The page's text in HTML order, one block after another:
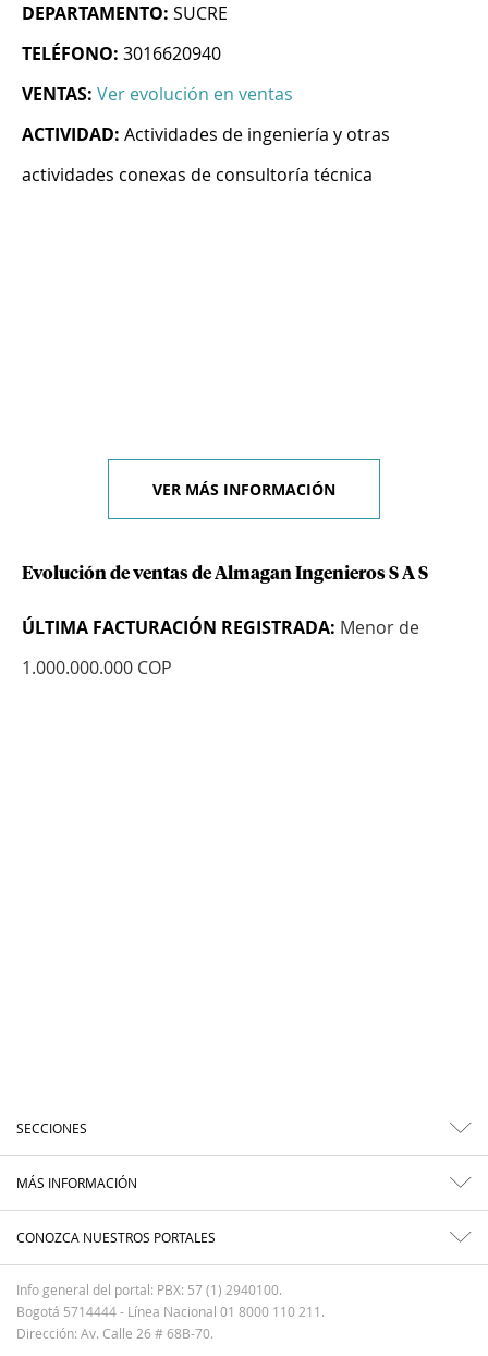
DEPARTAMENTO: SUCRE
TELÉFONO: 3016620940
VENTAS: Ver evolución en ventas
ACTIVIDAD: Actividades de ingeniería y otras
actividades conexas de consultoría técnica
VER MÁS INFORMACIÓN
Evolución de ventas de Almagan Ingenieros S A S
ÚLTIMA FACTURACIÓN REGISTRADA: Menor de
1.000.000.000 COP
SECCIONES
MÁS INFORMACIÓN
CONOZCA NUESTROS PORTALES
Info general del portal: PBX: 57 (1) 2940100.
Bogotá 5714444 - Línea Nacional 01 8000 110 211.
Dirección: Av. Calle 26 # 68B-70.